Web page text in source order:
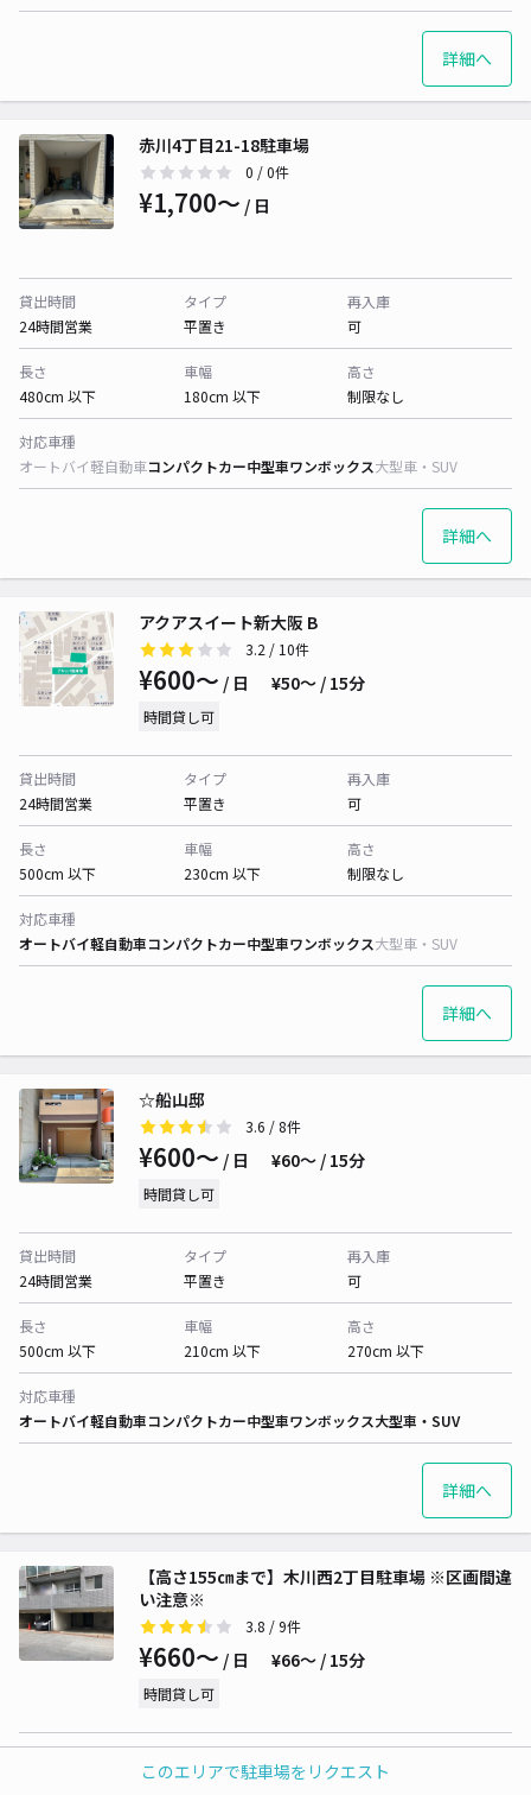
このエリアで駐車場をリクエスト
詳細へ
赤川4丁目21-18駐車場
0 / 0件
¥1,700〜 / 日
貸出時間
24時間営業
タイプ
平置き
再入庫
可
長さ
480cm 以下
車幅
180cm 以下
高さ
制限なし
対応車種
オートバイ軽自動車コンパクトカー中型車ワンボックス大型車・SUV
詳細へ
アクアスイート新大阪 B
3.2 / 10件
¥600〜 / 日 ¥50〜 / 15分
時間貸し可
貸出時間
24時間営業
タイプ
平置き
再入庫
可
長さ
500cm 以下
車幅
230cm 以下
高さ
制限なし
対応車種
オートバイ軽自動車コンパクトカー中型車ワンボックス大型車・SUV
詳細へ
☆船山邸
3.6 / 8件
¥600〜 / 日 ¥60〜 / 15分
時間貸し可
貸出時間
24時間営業
タイプ
平置き
再入庫
可
長さ
500cm 以下
車幅
210cm 以下
高さ
270cm 以下
対応車種
オートバイ軽自動車コンパクトカー中型車ワンボックス大型車・SUV
詳細へ
【高さ155㎝まで】木川西2丁目駐車場 ※区画間違
い注意※
3.8 / 9件
¥660〜 / 日 ¥66〜 / 15分
時間貸し可
平置き
可